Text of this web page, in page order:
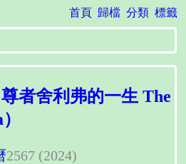
首頁 歸檔 分類 標籤
者舍利弗的一生 The
2567 (2024)